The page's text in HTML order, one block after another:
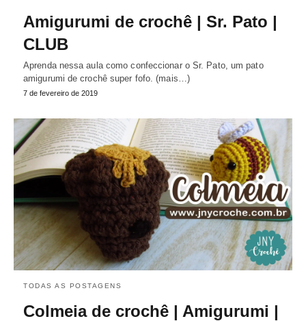
Amigurumi de crochê | Sr. Pato |
CLUB
Aprenda nessa aula como confeccionar o Sr. Pato, um pato
amigurumi de crochê super fofo. (mais…)
7 de fevereiro de 2019
TODAS AS POSTAGENS
Colmeia de crochê | Amigurumi |